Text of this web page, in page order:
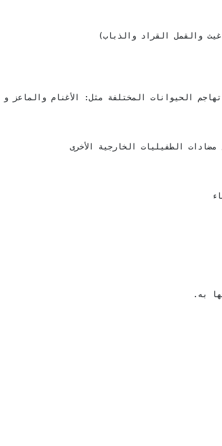
الحيوانات المختلفة مثل: الأغنام والماعز و
الطفيليات الخارجية الأخرى